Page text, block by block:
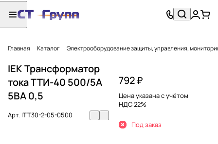
Главная Каталог Электрооборудование защиты, управления,
IEK Трансформатор
тока ТТИ-40 500/5А
5ВА 0,5
Арт. ITT30-2-05-0500
792 ₽
Цена указана с учётом
НДС 22%
Под заказ